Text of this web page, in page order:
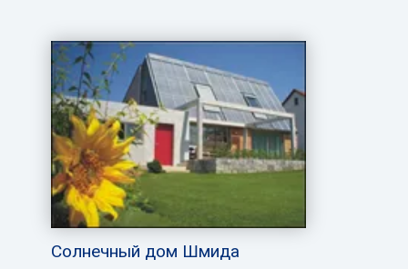
Солнечный дом Шмида